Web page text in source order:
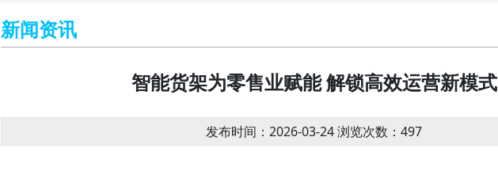
新闻资讯
智能货架为零售业赋能 解锁高效运营新模式
发布时间：2026-03-24 浏览次数：497